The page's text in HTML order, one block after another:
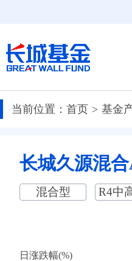
当前位置： 首页 基金
长城久源混
混合型 R4中
日涨跌幅(%)